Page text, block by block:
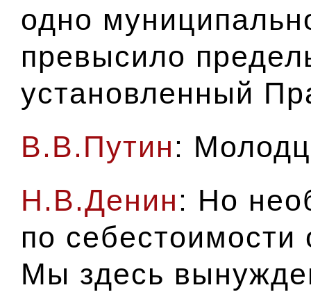
одно
превысило
установленный
В.В.Путин:
Н.В.Денин: Но
по себестоимости
Мы здесь